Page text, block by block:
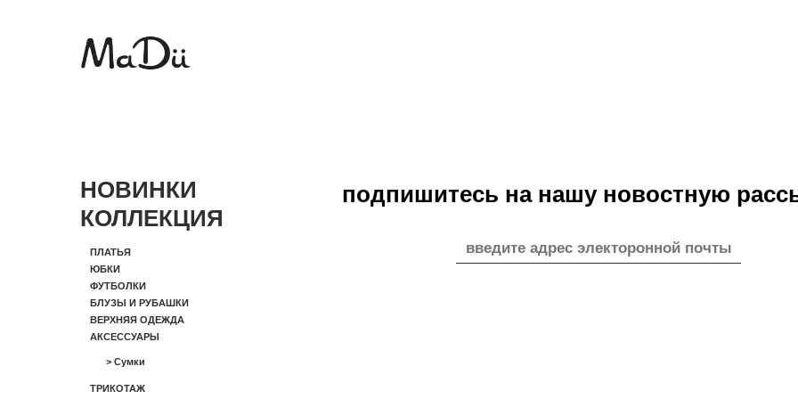
НОВИНКИ
КОЛЛЕКЦИЯ
ПЛАТЬЯ
ЮБКИ
ФУТБОЛКИ
БЛУЗЫ И РУБАШКИ
ВЕРХНЯЯ ОДЕЖДА
АКСЕССУАРЫ
> Сумки
ТРИКОТАЖ
подпишитесь на нашу новостную